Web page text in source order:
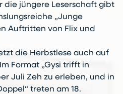
die jüngere Leserschaft gibt
„Junge
Auftritten von Flix und
die Herbstlese auch auf
Format „Gysi trifft in
Juli Zeh zu erleben, und in
treten am 18.